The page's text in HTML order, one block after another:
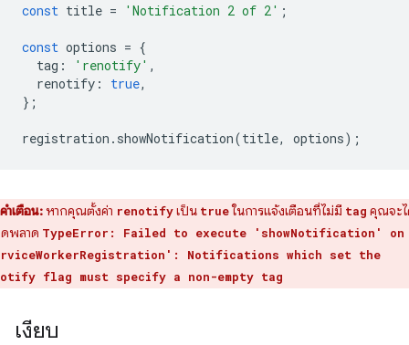
const title = 'Notification 2 of 2' ;
const options = {
tag : 'renotify' ,
renotify : true,
};
registration . showNotification(title, options);
คำเตือน:หากคุณตั้งค่า renotifyเป็น trueในการแจ้งเตือนที่ไม่มี tag คุณจะ
พลาด TypeError: Failed to execute 'showNotification' on
Notifications which set the
flag must specify a non-empty tag
เงียบ